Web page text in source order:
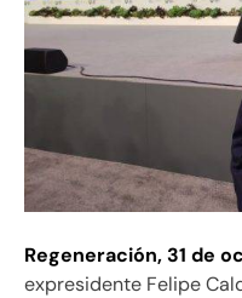
Regeneración,31 de
expresidente Felipe